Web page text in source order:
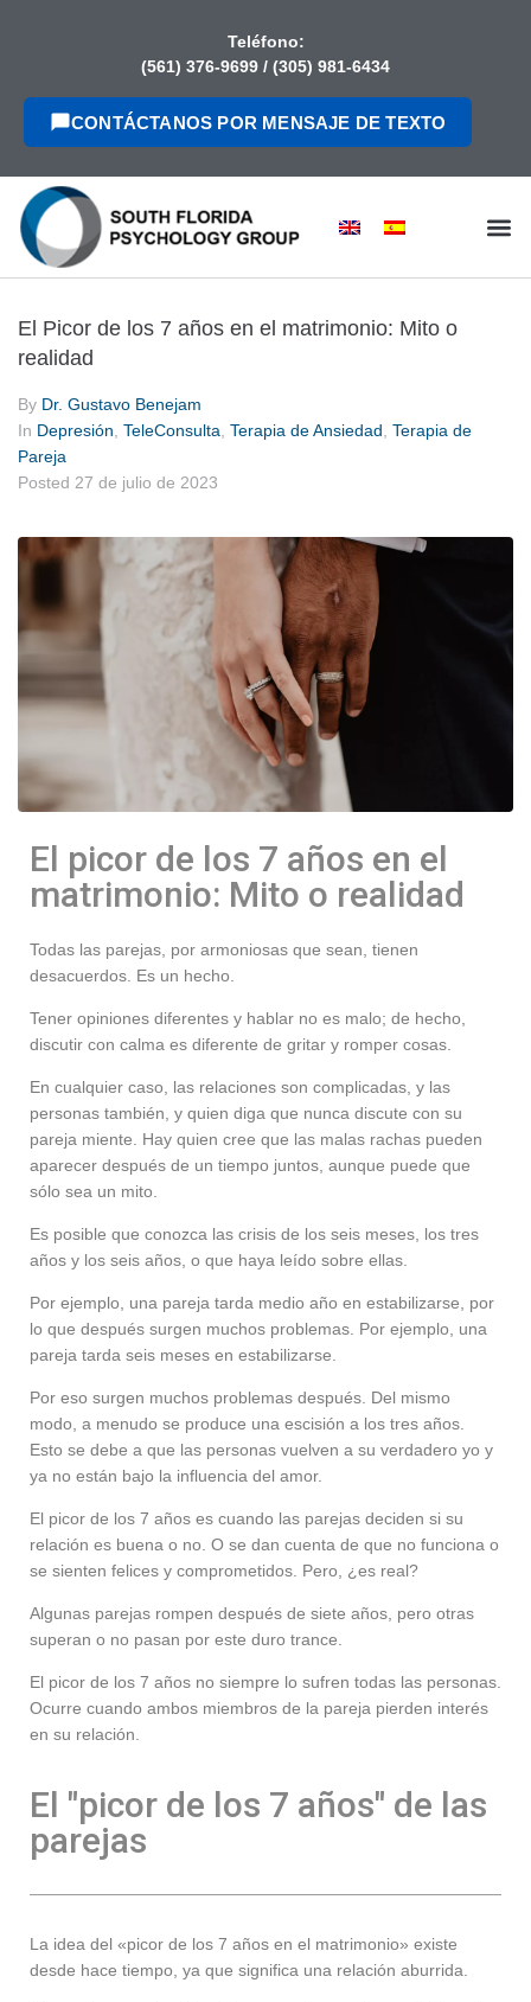
Teléfono:
(561) 376-9699 / (305) 981-6434
CONTÁCTANOS POR MENSAJE DE TEXTO
El Picor de los 7 años en el matrimonio: Mito o
realidad
By Dr. Gustavo Benejam
In Depresión TeleConsulta Terapia de Ansiedad Terapia de
Pareja
Posted 27 de julio de 2023
El picor de los 7 años en el
matrimonio: Mito o realidad
Todas las parejas, por armoniosas que sean, tienen
desacuerdos. Es un hecho.
Tener opiniones diferentes y hablar no es malo; de hecho,
discutir con calma es diferente de gritar y romper cosas.
En cualquier caso, las relaciones son complicadas, y las
personas también, y quien diga que nunca discute con su
pareja miente. Hay quien cree que las malas rachas pueden
aparecer después de un tiempo juntos, aunque puede que
sólo sea un mito.
Es posible que conozca las crisis de los seis meses, los tres
años y los seis años, o que haya leído sobre ellas.
Por ejemplo, una pareja tarda medio año en estabilizarse, por
lo que después surgen muchos problemas. Por ejemplo, una
pareja tarda seis meses en estabilizarse.
Por eso surgen muchos problemas después. Del mismo
modo, a menudo se produce una escisión a los tres años.
Esto se debe a que las personas vuelven a su verdadero yo y
ya no están bajo la influencia del amor.
El picor de los 7 años es cuando las parejas deciden si su
relación es buena o no. O se dan cuenta de que no funciona o
se sienten felices y comprometidos. Pero, ¿es real?
Algunas parejas rompen después de siete años, pero otras
superan o no pasan por este duro trance.
El picor de los 7 años no siempre lo sufren todas las personas.
Ocurre cuando ambos miembros de la pareja pierden interés
en su relación.
El "picor de los 7 años" de las
parejas
La idea del «picor de los 7 años en el matrimonio» existe
desde hace tiempo, ya que significa una relación aburrida.